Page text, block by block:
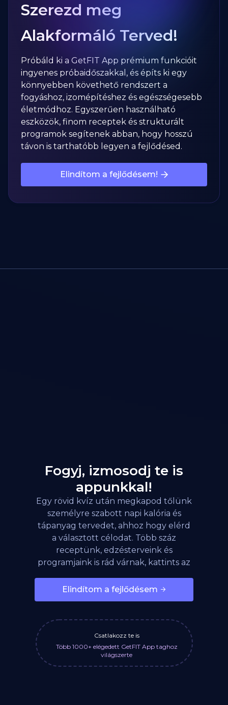
Szerezd meg
Alakformáló Terved!
Próbáld ki a GetFIT App prémium funkcióit
ingyenes próbaidőszakkal, és építs ki egy
könnyebben követhető rendszert a
fogyáshoz, izomépítéshez és egészségesebb
életmódhoz. Egyszerűen használható
eszközök, finom receptek és strukturált
programok segítenek abban, hogy hosszú
távon is tarthatóbb legyen a fejlődésed.
Elindítom a fejlődésem!
Fogyj, izmosodj te is
appunkkal!
Egy rövid kvíz után megkapod tőlünk
személyre szabott napi kalória és
tápanyag tervedet, ahhoz hogy elérd
a választott célodat. Több száz
receptünk, edzésterveink és
programjaink is rád várnak, kattints az
Elindítom a fejlődésem
Csatlakozz te is
Több 1000+ elégedett GetFIT App taghoz
világszerte